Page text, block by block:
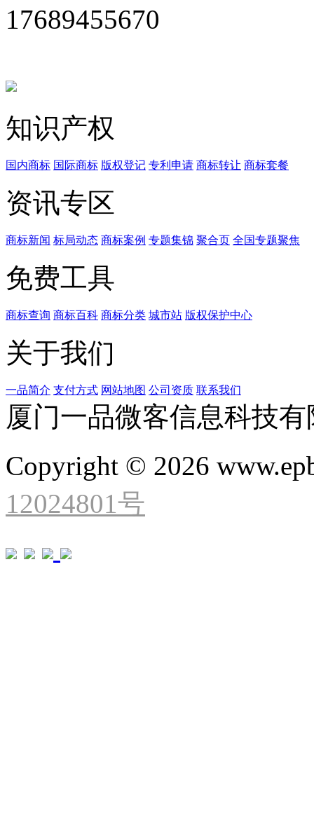
17689455670
知识产权
国内商标 国际商标 版权登记 专利申请 商标转让 商标套餐
资讯专区
商标新闻 标局动态 商标案例 专题集锦 聚合页 全国专题聚焦
免费工具
商标查询 商标百科 商标分类 城市站 版权保护中心
关于我们
一品简介 支付方式 网站地图 公司资质 联系我们
厦门一品微客信息科技
Copyright © 2026
12024801号